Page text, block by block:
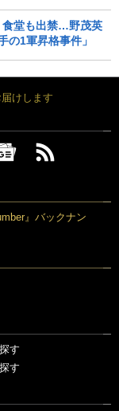
食堂も出禁…野茂英
の1軍昇格事件」
けします
』バックナン
す
す